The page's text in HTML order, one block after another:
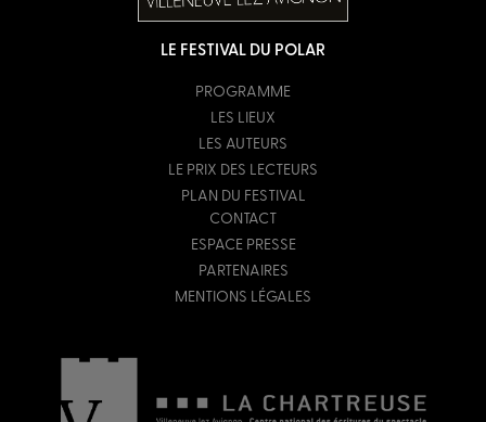
LE FESTIVAL DU POLAR
PROGRAMME
LES LIEUX
LES AUTEURS
LE PRIX DES LECTEURS
PLAN DU FESTIVAL
CONTACT
ESPACE PRESSE
PARTENAIRES
MENTIONS LÉGALES